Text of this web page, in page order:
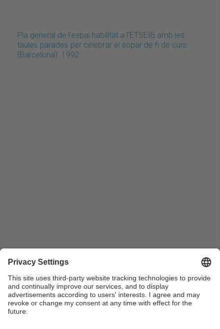
Pla general de l'espai habilitat a l'ETSEIB amb les
taules parades per celebrar el sopar de fi de curs.
(Barcelona). 1992
El professor Gonçal Fernández Boyer dirigint-se als
assistents del sopar de fi de curs a l'ETSEIB.
(Barcelona). 1992